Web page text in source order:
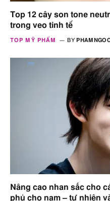
Top 12 cây son tone
trong veo tinh tế
TOP MỸ PHẨM BY
Nâng cao nhan sắc cho
phủ cho nam – tự nhiên